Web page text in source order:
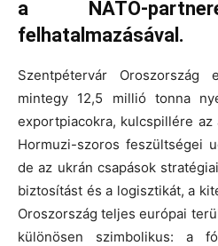
a NATO-
felhatalmazásával.
Szentpétervár Oroszország
mintegy 12,5 millió tonna
exportpiacokra, kulcspillére
Hormuzi-szoros feszültségei
de az ukrán csapások
biztosítást és a logisztikát, a
Oroszország teljes európai
különösen szimbolikus: a